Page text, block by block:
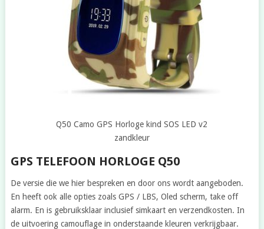
Q50 Camo GPS Horloge kind SOS LED v2
zandkleur
GPS TELEFOON HORLOGE Q50
De versie die we hier bespreken en door ons wordt aangeboden.
En heeft ook alle opties zoals GPS / LBS, Oled scherm, take off
alarm. En is gebruiksklaar inclusief simkaart en verzendkosten. In
de uitvoering camouflage in onderstaande kleuren verkrijgbaar.